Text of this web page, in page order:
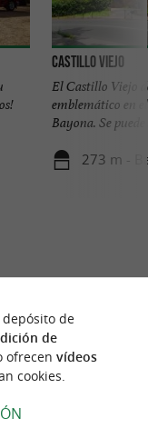
Castillo Viejo
El Castillo Viejo
emblemático en
Bayona. Se puede
273 m -
de
de
ofrecen vídeos
cookies.